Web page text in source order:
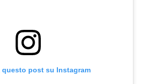
questo post su Instagram